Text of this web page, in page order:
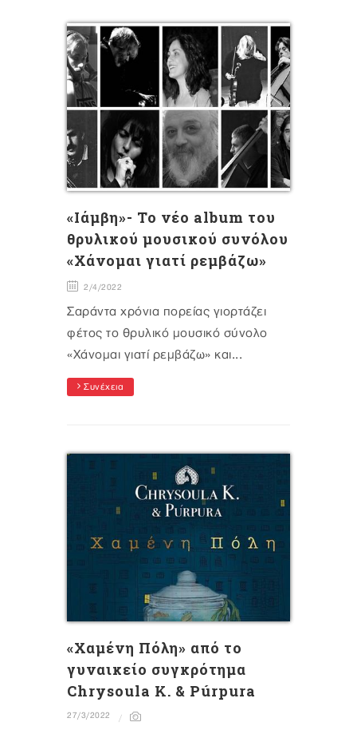
«Iάμβη»- Το νέο album του
θρυλικού μουσικού συνόλου
«Χάνομαι γιατί ρεμβάζω»
2/4/2022
Σαράντα χρόνια πορείας γιορτάζει
φέτος το θρυλικό μουσικό σύνολο
«Χάνομαι γιατί ρεμβάζω» και...
Συνέχεια
«Χαμένη Πόλη» από το
γυναικείο συγκρότημα
Chrysoula K. & Púrpura
27/3/2022